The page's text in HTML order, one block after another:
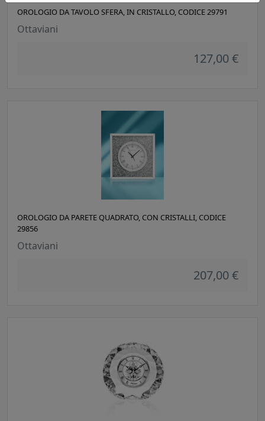
OROLOGIO DA TAVOLO SFERA, IN CRISTALLO, CODICE 29791
Ottaviani
127,00 €
OROLOGIO DA PARETE QUADRATO, CON CRISTALLI, CODICE
29856
Ottaviani
207,00 €